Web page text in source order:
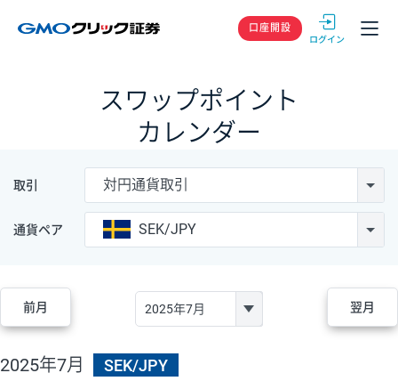
GMOクリック
口座開設
スワップポイント
カレンダー
取引 対円通貨取引
通貨ペア SEK/JPY
前月 翌月
2025年7月 SEK/JPY